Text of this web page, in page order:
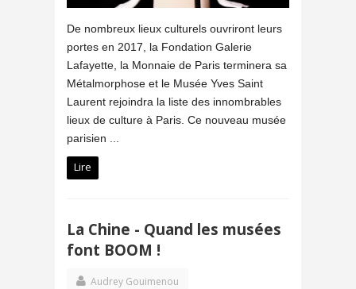
De nombreux lieux culturels ouvriront leurs
portes en 2017, la Fondation Galerie
Lafayette, la Monnaie de Paris terminera sa
Métalmorphose et le Musée Yves Saint
Laurent rejoindra la liste des innombrables
lieux de culture à Paris. Ce nouveau musée
parisien ...
Lire
La Chine - Quand les musées
font BOOM !
Audrey Gouimenou